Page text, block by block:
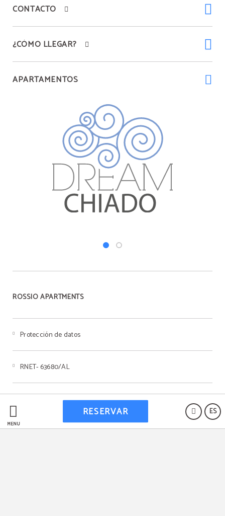
MENÚ
ES
RESERVAR
CONTACTO
¿CÓMO LLEGAR?
APARTAMENTOS
ROSSIO APARTMENTS
Protección de datos
RNET- 63680/AL
Livro de reclamaçoes
Política de cookies